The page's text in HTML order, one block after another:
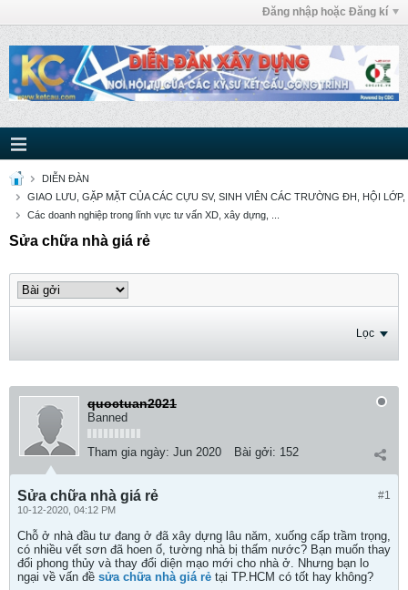
Đăng nhập hoặc Đăng kí
DIỄN ĐÀN
GIAO LƯU, GẶP MẶT CỦA CÁC CỰU SV, SINH VIÊN CÁC TRƯỜNG ĐH, HỘI LỚP,
Các doanh nghiệp trong lĩnh vực tư vấn XD, xây dựng, ...
Sửa chữa nhà giá rẻ
Lọc
quoctuan2021
Banned
Tham gia ngày: Jun 2020 Bài gởi: 152
#1
Sửa chữa nhà giá rẻ
10-12-2020, 04:12 PM
Chỗ ở nhà đầu tư đang ở đã xây dựng lâu năm, xuống cấp trầm trọng,
có nhiều vết sơn đã hoen ố, tường nhà bị thấm nước? Bạn muốn thay
đổi phong thủy và thay đổi diện mạo mới cho nhà ở. Nhưng bạn lo
ngại về vấn đề sửa chữa nhà giá rẻ tại TP.HCM có tốt hay không?